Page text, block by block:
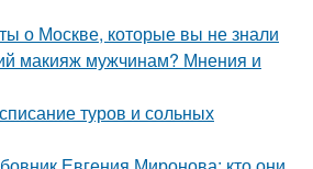
о Москве, которые вы не знали
макияж мужчинам? Мнения и
туров и сольных